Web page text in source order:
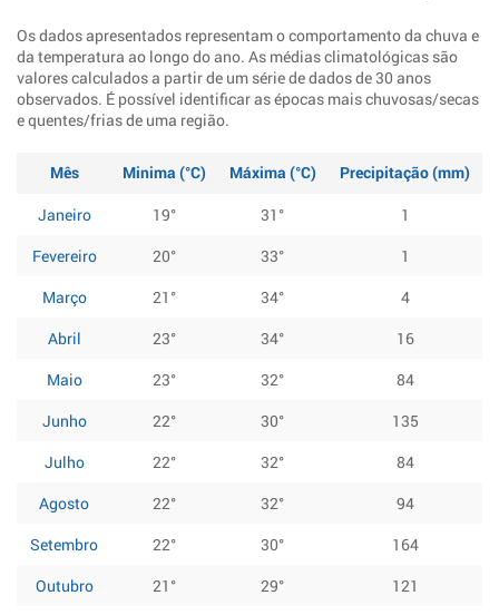
Os dados apresentados representam o comportamento da chuva e
da temperatura ao longo do ano. As médias climatológicas são
valores calculados a partir de um série de dados de 30 anos
observados. É possível identificar as épocas mais chuvosas/secas
e quentes/frias de uma região.
Mês Minima (°C) Máxima (°C)
Precipitação (mm)
Janeiro
19° 31°
1
Fevereiro
20° 33°
1
Março
21° 34°
4
Abril
23° 34°
16
Maio
23° 32°
84
Junho
22° 30°
135
Julho
22° 32°
84
Agosto
22° 32°
94
Setembro
22° 30°
164
Outubro
21° 29°
121